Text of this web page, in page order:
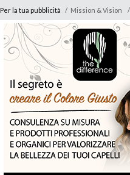
Per la tua pubblicità / Mission & Vision